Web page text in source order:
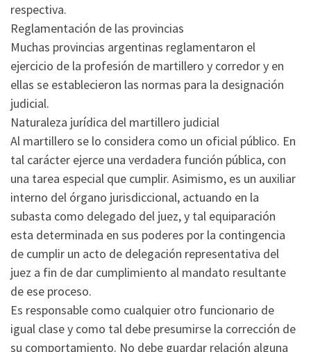
respectiva.
Reglamentación de las provincias
Muchas provincias argentinas reglamentaron el
ejercicio de la profesión de martillero y corredor y en
ellas se establecieron las normas para la designación
judicial.
Naturaleza jurídica del martillero judicial
Al martillero se lo considera como un oficial público. En
tal carácter ejerce una verdadera función pública, con
una tarea especial que cumplir. Asimismo, es un auxiliar
interno del órgano jurisdiccional, actuando en la
subasta como delegado del juez, y tal equiparación
esta determinada en sus poderes por la contingencia
de cumplir un acto de delegación representativa del
juez a fin de dar cumplimiento al mandato resultante
de ese proceso.
Es responsable como cualquier otro funcionario de
igual clase y como tal debe presumirse la corrección de
su comportamiento. No debe guardar relación alguna